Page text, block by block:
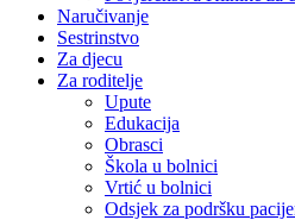
Naručivanje
Sestrinstvo
Za djecu
Za roditelje
Upute
Edukacija
Obrasci
Škola u bolnici
Vrtić u bolnici
Odsjek za podršku